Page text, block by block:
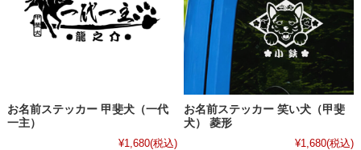
お名前ステッカー 甲斐犬（一代
一主）
¥1,680(税込)
お名前ステッカー 笑い犬（甲斐
犬） 菱形
¥1,680(税込)